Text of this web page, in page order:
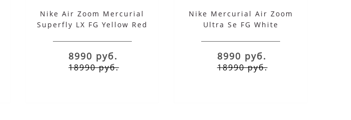
Nike Air Zoom Mercurial
Superfly LX FG Yellow Red
8990 руб.
18990 руб.
Nike Mercurial Air Zoom
Ultra Se FG White
8990 руб.
18990 руб.